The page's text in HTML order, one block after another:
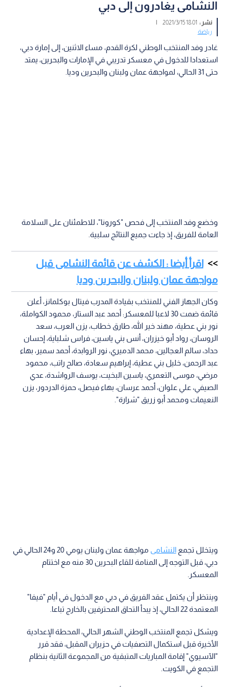
النشامى يغادرون إلى دبي
نشر : 18:01 2021/3/15
|
رياضة
غادر وفد المنتخب الوطني لكرة القدم، مساء الاثنين، إلى إمارة دبي،
استعدادا للدخول في معسكر تدريبي في الإمارات والبحرين، يمتد
حتى 31 الحالي، لمواجهة عمان ولبنان والبحرين وديا.
وخضع وفد المنتخب إلى فحص "كورونا"، للاطمئنان على السلامة
العامة للفريق، إذ جاءت جميع النتائج سلبية.
اقرأ أيضا : الكشف عن قائمة النشامى قبل
مواجهة عمان ولبنان والبحرين وديا
وكان الجهاز الفني للمنتخب بقيادة المدرب فيتال بوكلمانز، أعلن
قائمة ضمت 30 لاعبا للمعسكر: أحمد عبد الستار، محمود الكواملة،
نور بني عطية، مهند خير الله، طارق خطاب، يزن العرب، سعد
الروسان، رواد أبو خيزران، أنس بني ياسين، فراس شلباية، إحسان
حداد، سالم العجالين، محمد الدميري، نور الروابدة، أحمد سمير، بهاء
عبد الرحمن، خليل بني عطية، إبراهيم سعادة، صالح راتب، محمود
مرضي، موسى التعمري، ياسين البخيت، يوسف الرواشدة، عدي
الصيفي، علي علوان، أحمد عرسان، بهاء فيصل، حمزة الدردور، يزن
النعيمات ومحمد أبو زريق "شرارة".
ويتخلل تجمعالنشامى
مواجهة عمان ولبنان يومي 20 و24 الحالي في
دبي، قبل التوجه إلى المنامة للقاء البحرين 30 منه مع اختتام
المعسكر.
وينتظر أن يكتمل عقد الفريق في دبي مع الدخول في أيام "فيفا"
المعتمدة 22 الحالي، إذ يبدأ التحاق المحترفين بالخارج تباعا.
ويشكل تجمع المنتخب الوطني الشهر الحالي، المحطة الإعدادية
الأخيرة قبل استكمال التصفيات في حزيران المقبل، فقد قرر
"الآسيوي" إقامة المباريات المتبقية من المجموعة الثانية بنظام
التجمع في الكويت.